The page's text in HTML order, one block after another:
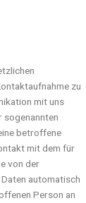
zu
mit uns
sogenannten
betroffene
mit dem für
von der
automatisch
Person an